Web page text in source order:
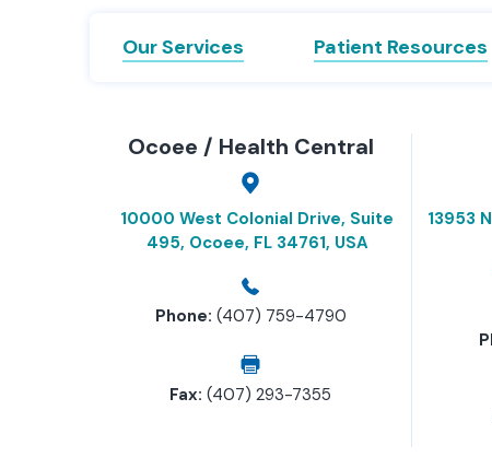
Our Services Patient Resources
Ocoee / Health Central
10000 West Colonial Drive, Suite
495, Ocoee, FL 34761, USA
Phone: (407) 759-4790
Fax:(407) 293-7355
13953